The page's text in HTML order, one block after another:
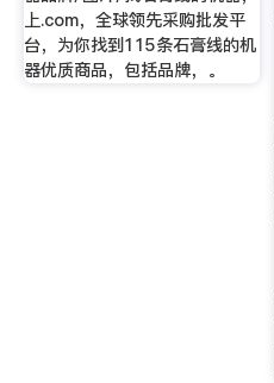
上.com，全球领先采购批发平
台，为你找到115条石膏线的机
器优质商品，包括品牌，。